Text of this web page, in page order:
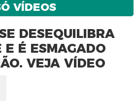
VÍDEOS
DESEQUILIBRA
E É ESMAGADO
VEJA VÍDEO